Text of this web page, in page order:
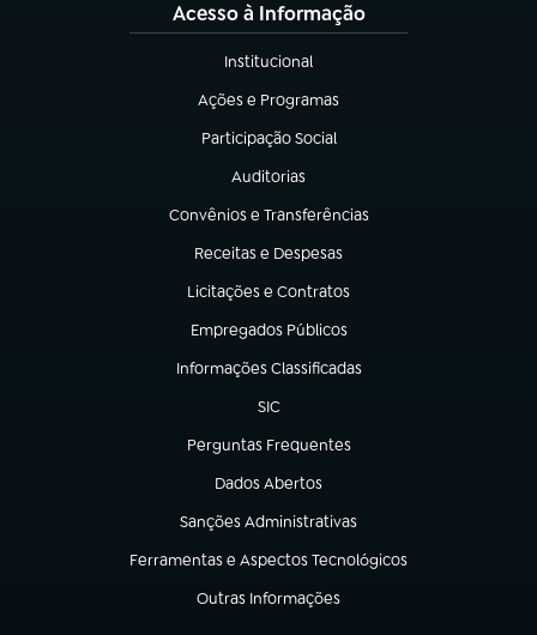
Acesso à Informação
Institucional
(abre em nova aba)
Ações e Programas
(abre em nova aba)
Participação Social
(abre em nova aba)
Auditorias
(abre em nova aba)
Convênios e Transferências
(abre em nova aba)
Receitas e Despesas
(abre em nova aba)
Licitações e Contratos
(abre em nova aba)
Empregados Públicos
(abre em nova aba)
Informações Classificadas
(abre em nova aba)
SIC
(abre em nova aba)
Perguntas Frequentes
(abre em nova aba)
Dados Abertos
(abre em nova aba)
Sanções Administrativas
(abre em nova aba)
Ferramentas e Aspectos Tecnológicos
(abre em nova aba)
Outras Informações
(abre em nova aba)